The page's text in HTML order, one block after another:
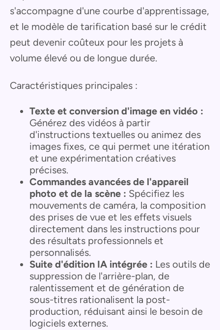
s'accompagne d'une courbe d'apprentissage,
et le modèle de tarification basé sur le crédit
peut devenir coûteux pour les projets à
volume élevé ou de longue durée.
Caractéristiques principales :
Texte et conversion d'image en vidéo :
Générez des vidéos à partir
d'instructions textuelles ou animez des
images fixes, ce qui permet une itération
et une expérimentation créatives
précises.
Commandes avancées de l'appareil
photo et de la scène : Spécifiez les
mouvements de caméra, la composition
des prises de vue et les effets visuels
directement dans les instructions pour
des résultats professionnels et
personnalisés.
Suite d'édition IA intégrée : Les outils de
suppression de l'arrière-plan, de
ralentissement et de génération de
sous-titres rationalisent la post-
production, réduisant ainsi le besoin de
logiciels externes.